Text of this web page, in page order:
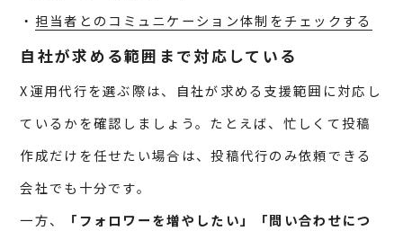
・ 担当者とのコミュニケーション体制をチェックする
自社が求める範囲まで対応している
X運用代行を選ぶ際は、自社が求める支援範囲に対応し
ているかを確認しましょう。たとえば、忙しくて投稿
作成だけを任せたい場合は、投稿代行のみ依頼できる
会社でも十分です。
一方、
「フォロワーを増やしたい」「問い合わせにつ